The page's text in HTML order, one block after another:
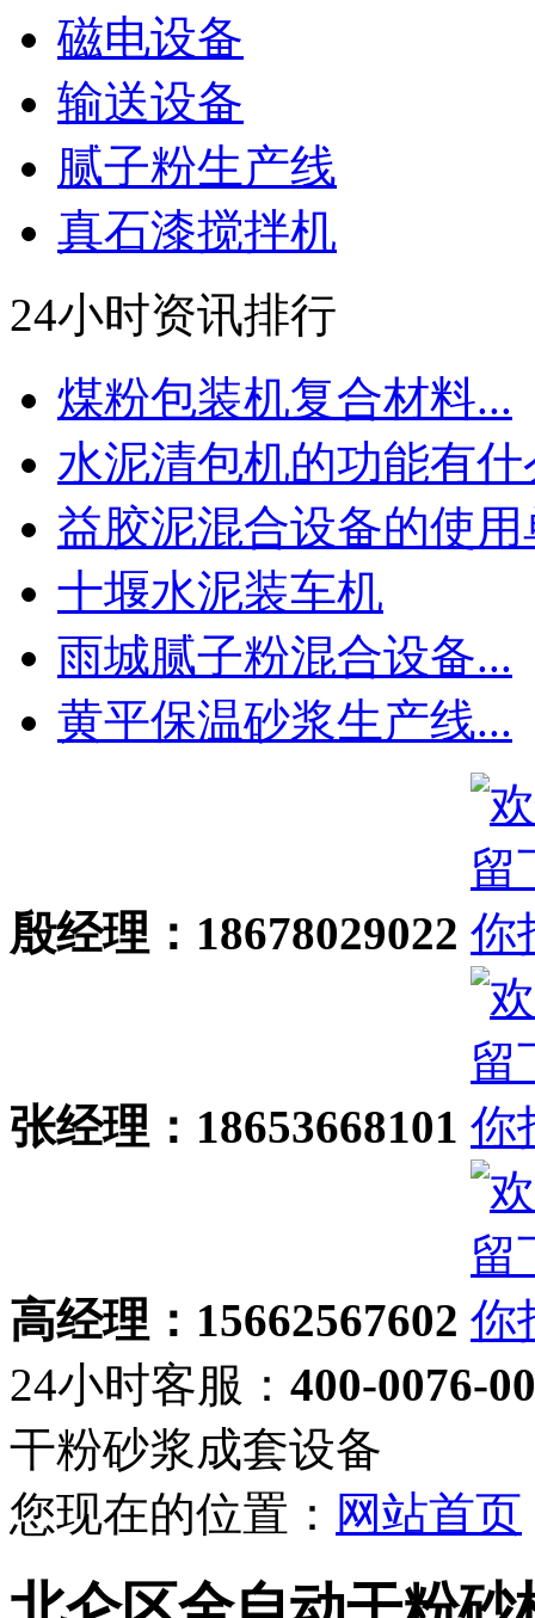
磁电设备
输送设备
腻子粉生产线
真石漆搅拌机
24小时资讯排行
煤粉包装机复合材料...
水泥清包机的功能有什
益胶泥混合设备的使用
十堰水泥装车机
雨城腻子粉混合设备...
黄平保温砂浆生产线...
殷经理：18678029022
张经理：18653668101
高经理：15662567602
24小时客服： 400-0076-
干粉砂浆成套设备
您现在的位置： 网站首页